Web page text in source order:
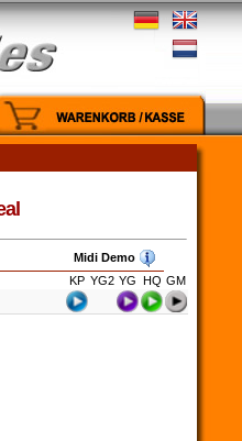
Midi Demo
KP YG2 YG HQ GM